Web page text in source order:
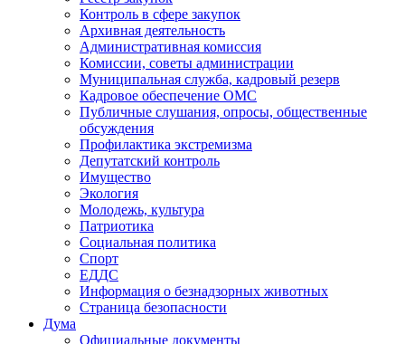
Контроль в сфере закупок
Архивная деятельность
Административная комиссия
Комиссии, советы администрации
Муниципальная служба, кадровый резерв
Кадровое обеспечение ОМС
Публичные слушания, опросы, общественные
обсуждения
Профилактика экстремизма
Депутатский контроль
Имущество
Экология
Молодежь, культура
Патриотика
Социальная политика
Спорт
ЕДДС
Информация о безнадзорных животных
Страница безопасности
Дума
Официальные документы